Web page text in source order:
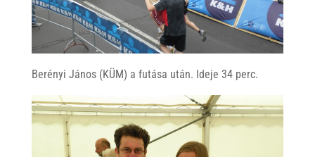
Berényi János (KÜM) a futása után. Ideje 34 perc.